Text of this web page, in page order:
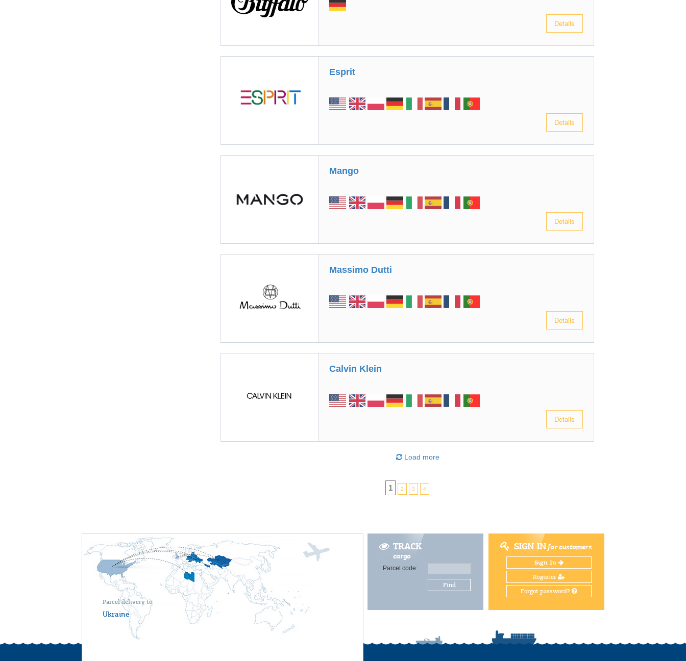
Details
Esprit
Details
Mango
Details
Massimo Dutti
Details
Calvin Klein
Details
Load more
1 2 3 4
TRACK
cargo
Parcel code:
Find
SIGN INfor customers
Sign In
Register
Forgot password?
Parcel delivery to
Ukraine